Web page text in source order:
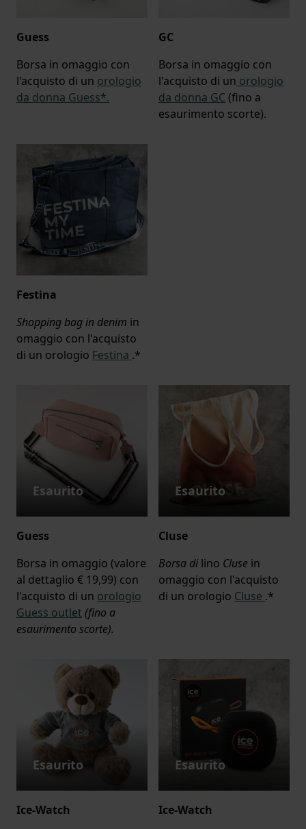
Guess
Borsa in omaggio con
l'acquisto di un orologio
da donna Guess*.
GC
Borsa in omaggio con
l'acquisto di un orologio
da donna GC (fino a
esaurimento scorte).
Festina
Shopping bag in denim in
omaggio con l'acquisto
di un orologio Festina .*
Esaurito
Guess
Borsa in omaggio (valore
al dettaglio € 19,99) con
l'acquisto di un orologio
Guess outlet (fino a
esaurimento scorte).
Esaurito
Cluse
Borsa di lino Cluse in
omaggio con l'acquisto
di un orologio Cluse .*
Esaurito
Ice-Watch
Esaurito
Ice-Watch